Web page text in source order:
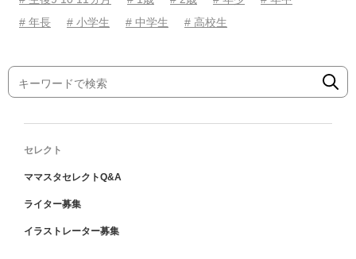
# 年長
# 小学生 # 中学生 # 高校生
セレクト
ママスタセレクトQ&A
ライター募集
イラストレーター募集